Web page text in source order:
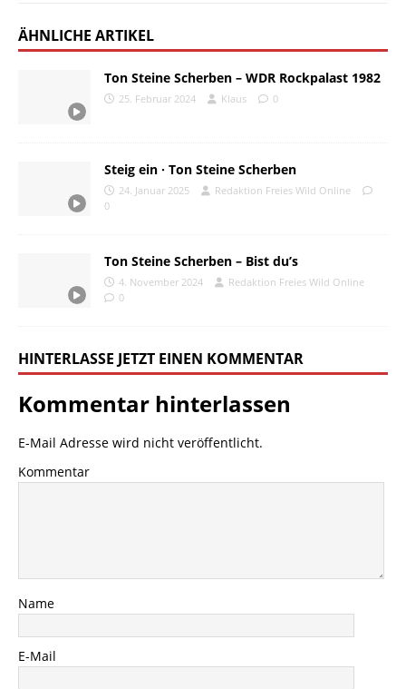
ÄHNLICHE ARTIKEL
Ton Steine Scherben – WDR Rockpalast 1982
25. Februar 2024 Klaus 0
Steig ein · Ton Steine Scherben
24. Januar 2025
Redaktion Freies Wild Online
0
Ton Steine Scherben – Bist du’s
4. November 2024
Redaktion Freies Wild Online
0
HINTERLASSE JETZT EINEN KOMMENTAR
Kommentar hinterlassen
E-Mail Adresse wird nicht veröffentlicht.
Kommentar
Name
E-Mail